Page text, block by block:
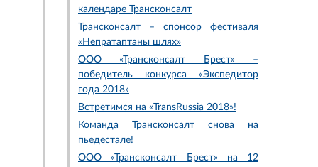
календаре Трансконсалт
Трансконсалт – спонсор фестиваля
«Непратаптаны шлях»
ООО «Трансконсалт Брест» –
победитель конкурса «Экспедитор
года 2018»
Встретимся на «TransRussia 2018»!
Команда Трансконсалт снова на
пьедестале!
ООО «Трансконсалт Брест» на 12